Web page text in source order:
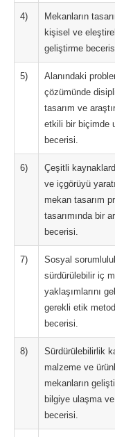
4)
Mekanların
kişisel ve
geliştirme
5)
Alanındaki
çözümünde
tasarım ve
etkili bir biçimde
becerisi.
6)
Çeşitli
ve içgörüyü
mekan tasarım
tasarımında bir
becerisi.
7)
Sosyal
sürdürülebilir iç
yaklaşımlarını
gerekli etik
becerisi.
8)
Sürdürülebilirlik
malzeme ve
mekanların
bilgiye ulaşma
becerisi.